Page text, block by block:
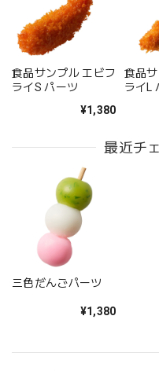
食品サンプル エビフ
ライS パーツ
¥1,380
食品
ライL
最近チ
三色だんごパーツ
¥1,380